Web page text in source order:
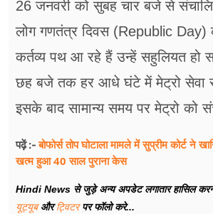
शिक्षा
26 जनवरी को सुबह चार बजे से
लोग गणतंत्र दिवस (Republic
कर्तव्य पथ आ रहे हैं उन्हें सहुलियत हो
छह बजे तक हर आधे घंटे में मेट्रो सेवा
इसके बाद सामान्य समय पर मेट्रो को
पढ़ें :-बोफोर्स तोप घोटाला मामले में सुप्रीम कोर्ट ने
खत्म हुआ 40 साल पुराना केस
Hindi News से जुड़े अन्य अपडेट लगातार हासिल
यूट्यूबऔरट्विटरपर फॉलो करे...